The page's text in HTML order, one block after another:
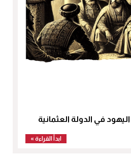
في الدولة العثمانية
ابدأ القراءة »